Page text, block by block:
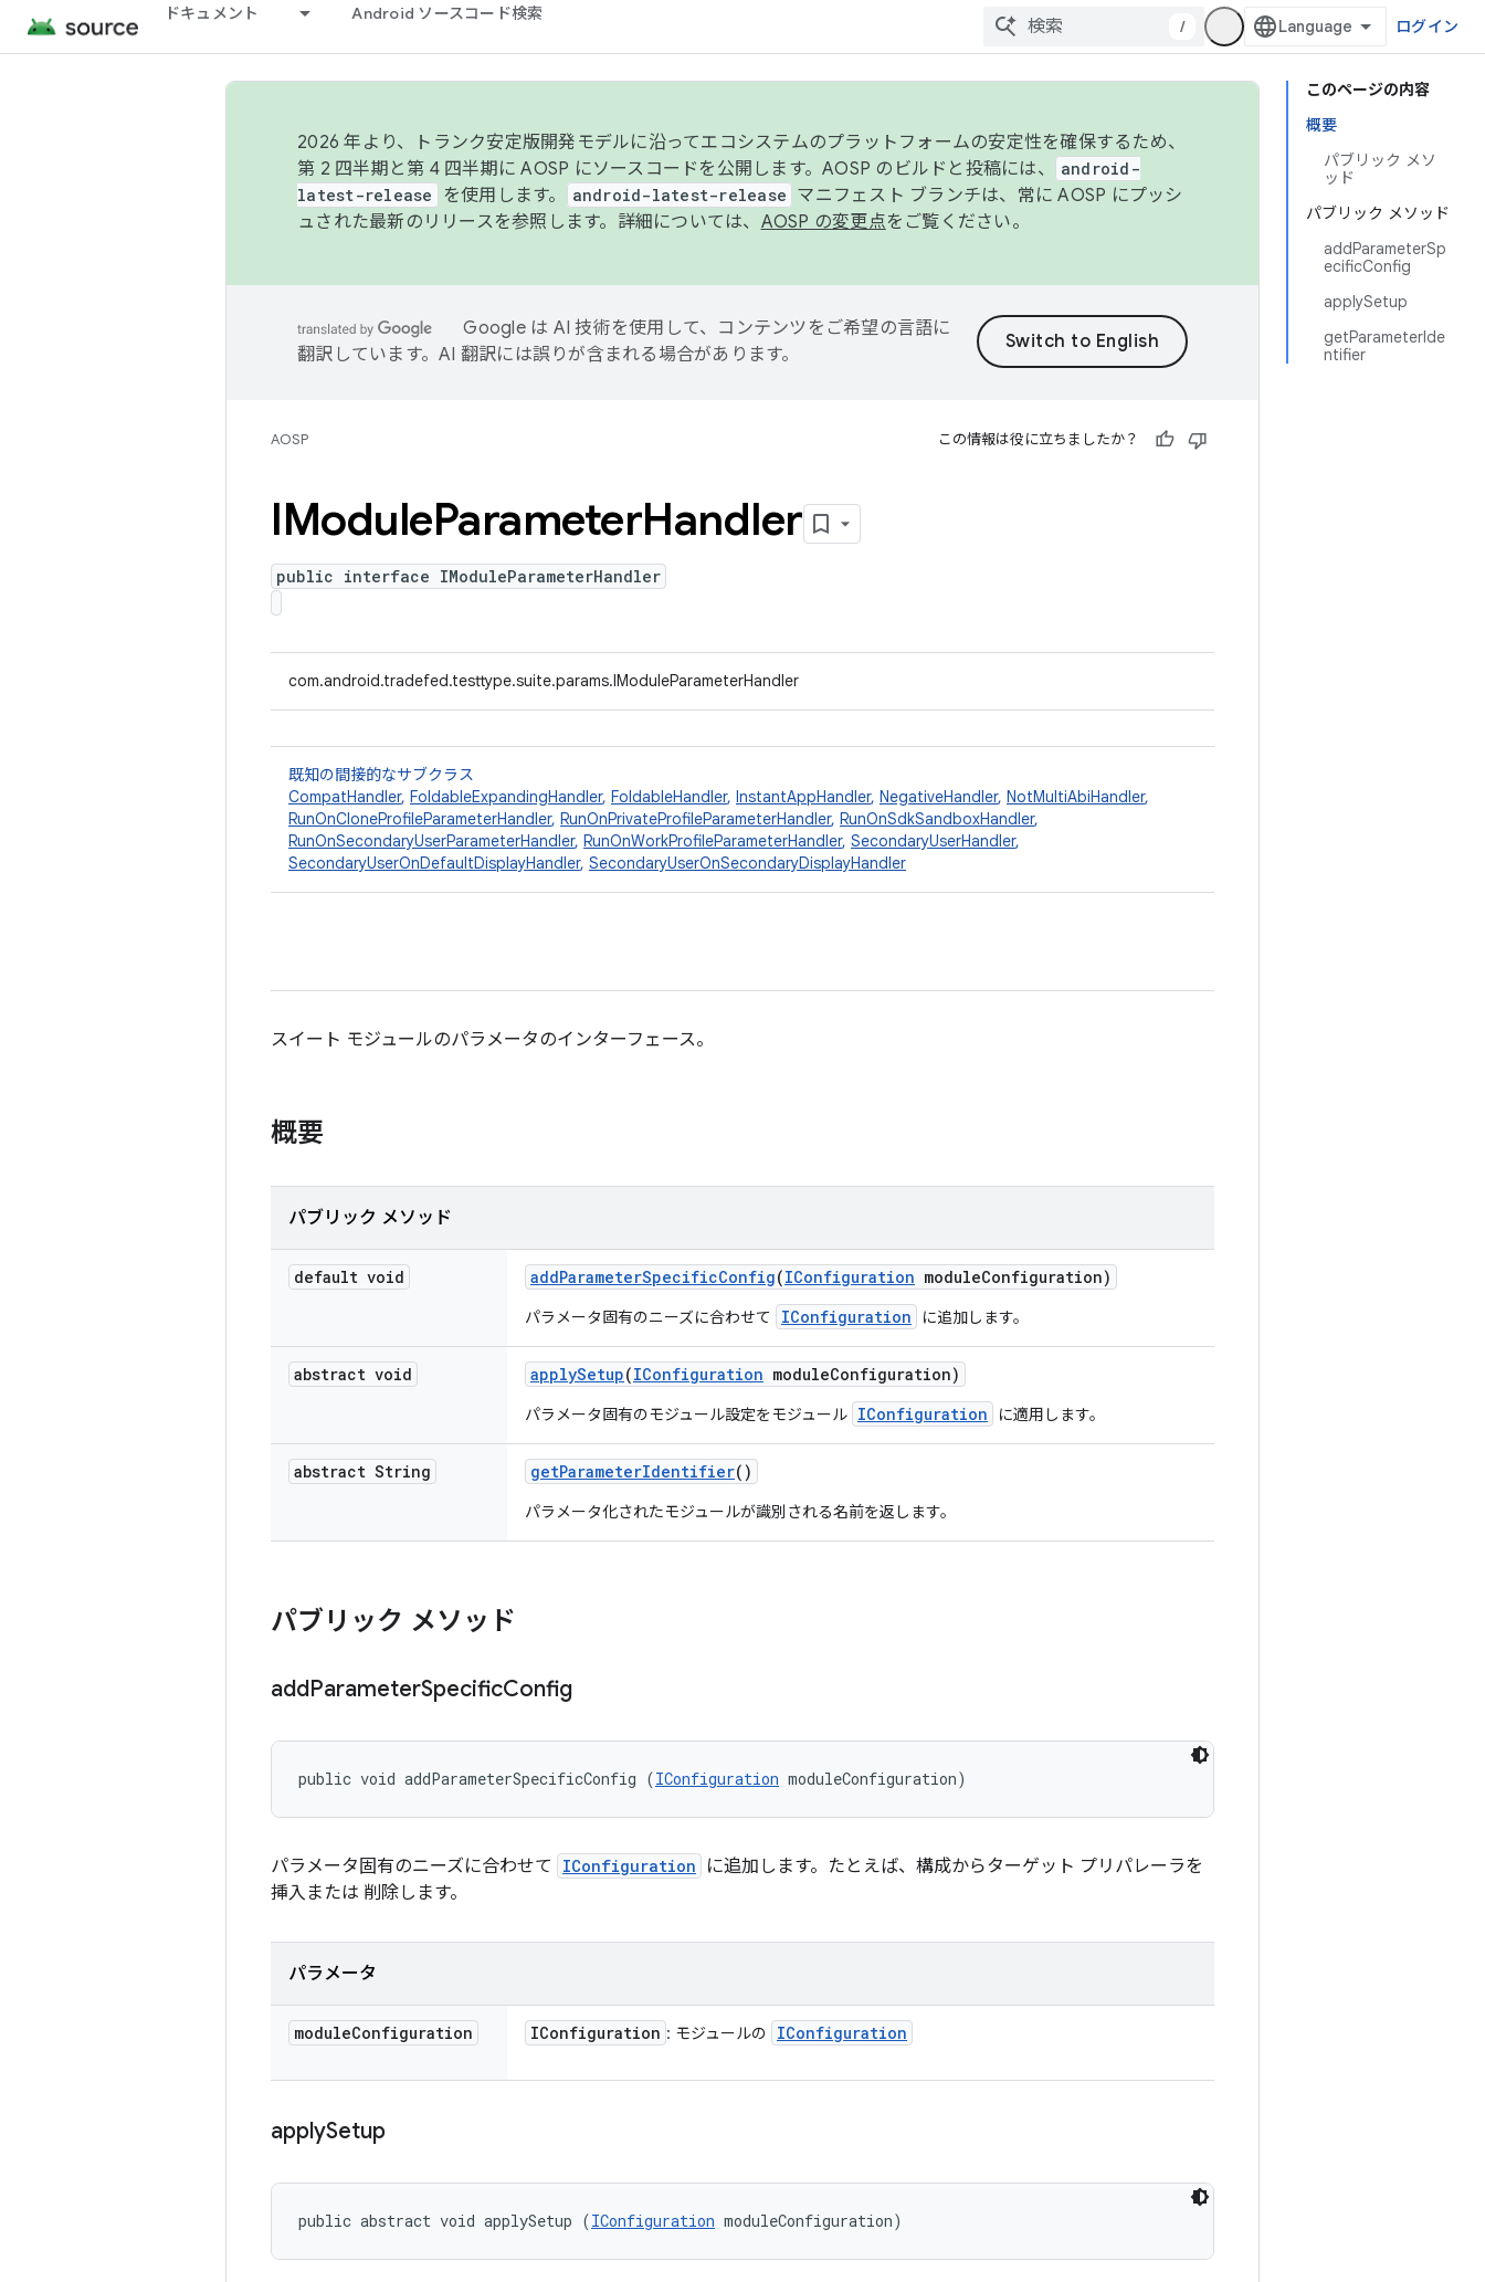
ドキュメント Android ソースコード検索
/ ログイン
このページの内容
概要
パブリック メソ
ッド
パブリック メソッド
addParameterSp
ecificConfig
applySetup
getParameterIde
ntifier
2026 年より、トランク安定版開発モデルに沿ってエコシステムのプラットフォームの安定性を確保するため、
第 2 四半期と第 4 四半期に AOSP にソースコードを公開します。AOSP のビルドと投稿には、
android-
latest-release
を使用します。 android-latest-release マニフェスト ブランチは、常に AOSP にプッシ
ュされた最新のリリースを参照します。詳細については、 AOSP の変更点をご覧ください。
Google は AI 技術を使用して、コンテンツをご希望の言語に
翻訳しています。AI 翻訳には誤りが含まれる場合があります。
AOSP この情報は役に立ちましたか？
IModuleParameterHandler
public interface IModuleParameterHandler
com.android.tradefed.testtype.suite.params.IModuleParameterHandler
既知の間接的なサブクラス
CompatHandler, FoldableExpandingHandler, FoldableHandler, InstantAppHandler, NegativeHandler, NotMultiAbiHandler,
RunOnCloneProfileParameterHandler, RunOnPrivateProfileParameterHandler, RunOnSdkSandboxHandler,
RunOnSecondaryUserParameterHandler, RunOnWorkProfileParameterHandler, SecondaryUserHandler,
SecondaryUserOnDefaultDisplayHandler, SecondaryUserOnSecondaryDisplayHandler
スイート モジュールのパラメータのインターフェース。
概要
パブリック メソッド
default void addParameterSpecificConfig(IConfiguration moduleConfiguration)
パラメータ固有のニーズに合わせて IConfiguration に追加します。
abstract void applySetup(IConfiguration moduleConfiguration)
パラメータ固有のモジュール設定をモジュール IConfiguration に適用します。
abstract String getParameterIdentifier()
パラメータ化されたモジュールが識別される名前を返します。
パブリック メソッド
addParameterSpecificConfig
public void addParameterSpecificConfig (IConfiguration moduleConfiguration)
パラメータ固有のニーズに合わせて IConfiguration
に追加します。たとえば、構成からターゲット プリパレーラを
挿入または 削除します。
パラメータ
moduleConfiguration IConfiguration : モジュールの IConfiguration
applySetup
public abstract void applySetup (IConfiguration moduleConfiguration)